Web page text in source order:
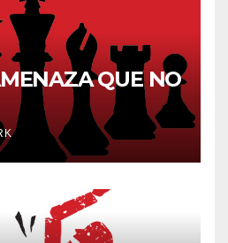
QUE NO